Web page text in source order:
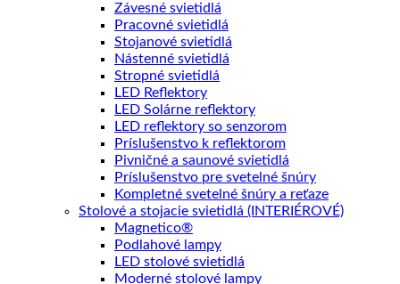
Závesné svietidlá
Pracovné svietidlá
Stojanové svietidlá
Nástenné svietidlá
Stropné svietidlá
LED Reflektory
LED Solárne reflektory
LED reflektory so senzorom
Príslušenstvo k reflektorom
Pivničné a saunové svietidlá
Príslušenstvo pre svetelné šnúry
Kompletné svetelné šnúry a reťaze
Stolové a stojacie svietidlá (INTERIÉROVÉ)
Magnetico®
Podlahové lampy
LED stolové svietidlá
Moderné stolové lampy